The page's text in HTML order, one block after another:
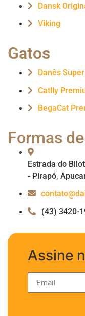
Dansk
Viking
Gatos
Danês
Catlly
BegaCat
Formas
Estrada do
- Pirapó,
(43) 3420-
Assine